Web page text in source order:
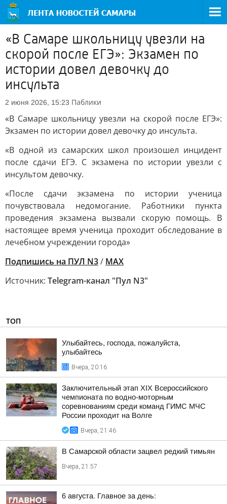
«В Самаре школьницу увезли на
скорой после ЕГЭ»: Экзамен по
истории довел девочку до
инсульта
2 июня 2026, 15:23 Паблики
«В Самаре школьницу увезли на скорой после ЕГЭ»:
Экзамен по истории довел девочку до инсульта.
«В одной из самарских школ произошел инцидент
после сдачи ЕГЭ. С экзамена по истории увезли с
инсультом девочку.
«После сдачи экзамена по истории ученица
почувствовала недомогание. Работники пункта
проведения экзамена вызвали скорую помощь. В
настоящее время ученица проходит обследование в
лечебном учреждении города»
Подпишись на ПУЛ N3/ MAX
Источник: Telegram-канал "Пул N3"
ТОП
Улыбайтесь, господа, пожалуйста,
улыбайтесь
Вчера, 20:16
Заключительный этап XIХ Всероссийского
чемпионата по водно-моторным
соревнованиям среди команд ГИМС МЧС
России проходит на Волге
Вчера, 21:46
В Самарской области зацвел редкий тимьян
Вчера, 21:57
6 августа. Главное за день: